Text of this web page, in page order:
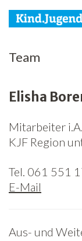
KJF
Jugend
Familie
Agenda
Spenden
Team
Elisha
Mitarbeiter
KJF Region
Tel. 061 551
E-Mail
Aus- und